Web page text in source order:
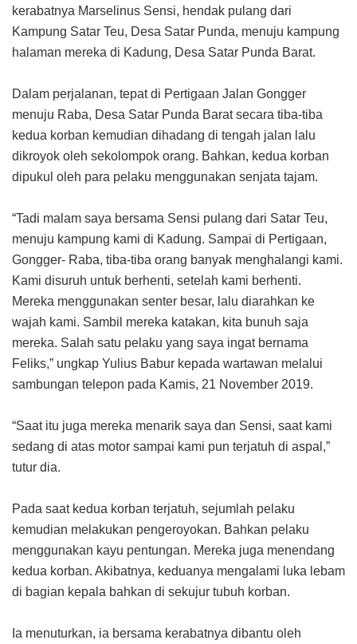
kerabatnya Marselinus Sensi, hendak pulang dari
Kampung Satar Teu, Desa Satar Punda, menuju kampung
halaman mereka di Kadung, Desa Satar Punda Barat.
Dalam perjalanan, tepat di Pertigaan Jalan Gongger
menuju Raba, Desa Satar Punda Barat secara tiba-tiba
kedua korban kemudian dihadang di tengah jalan lalu
dikroyok oleh sekolompok orang. Bahkan, kedua korban
dipukul oleh para pelaku menggunakan senjata tajam.
“Tadi malam saya bersama Sensi pulang dari Satar Teu,
menuju kampung kami di Kadung. Sampai di Pertigaan,
Gongger- Raba, tiba-tiba orang banyak menghalangi kami.
Kami disuruh untuk berhenti, setelah kami berhenti.
Mereka menggunakan senter besar, lalu diarahkan ke
wajah kami. Sambil mereka katakan, kita bunuh saja
mereka. Salah satu pelaku yang saya ingat bernama
Feliks,” ungkap Yulius Babur kepada wartawan melalui
sambungan telepon pada Kamis, 21 November 2019.
“Saat itu juga mereka menarik saya dan Sensi, saat kami
sedang di atas motor sampai kami pun terjatuh di aspal,”
tutur dia.
Pada saat kedua korban terjatuh, sejumlah pelaku
kemudian melakukan pengeroyokan. Bahkan pelaku
menggunakan kayu pentungan. Mereka juga menendang
kedua korban. Akibatnya, keduanya mengalami luka lebam
di bagian kepala bahkan di sekujur tubuh korban.
Ia menuturkan, ia bersama kerabatnya dibantu oleh